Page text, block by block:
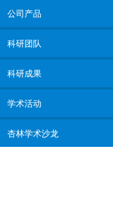
公司产品
科研团队
科研成果
学术活动
杏林学术沙龙